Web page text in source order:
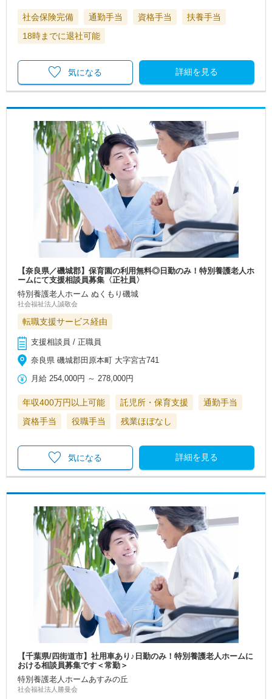
社会保険完備 通勤手当 資格手当
扶養手当
18時までに退社可能
詳細を見る
気になる
【奈良県／磯城郡】保育園の利用無料◎日勤のみ！特別養護老人ホ
ームにて支援相談員募集〈正社員〉
特別養護老人ホーム ぬくもり磯城
社会福祉法人誠敬会
転職支援サービス経由
支援相談員 / 正職員
奈良県 磯城郡田原本町 大字宮古741
月給 254,000円 ～278,000円
年収400万円以上可能 託児所・保育支援
通勤手当
資格手当
役職手当 残業ほぼなし
詳細を見る
気になる
【千葉県/四街道市】社用車あり♪日勤のみ！特別養護老人ホームに
おける相談員募集です＜常勤＞
特別養護老人ホームあすみの丘
社会福祉法人勝曼会